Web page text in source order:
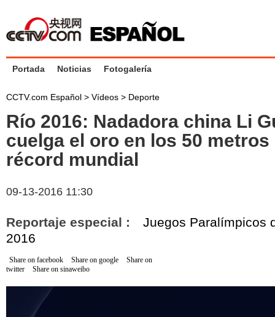
Portada Noticias Fotogalería
CCTV.com Español > Vídeos > Deporte
Río 2016: Nadadora china Li
cuelga el oro en los 50
récord mundial
09-13-2016 11:30
Reportaje especial : Juegos Paralímpicos
2016
Share on facebook Share on google
Share on
twitter
Share on sinaweibo